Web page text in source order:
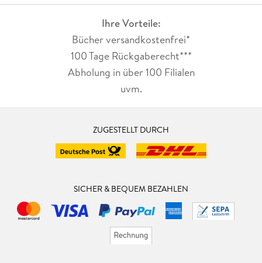
Ihre Vorteile:
Bücher versandkostenfrei*
100 Tage Rückgaberecht***
Abholung in über 100 Filialen
uvm.
ZUGESTELLT DURCH
SICHER & BEQUEM BEZAHLEN